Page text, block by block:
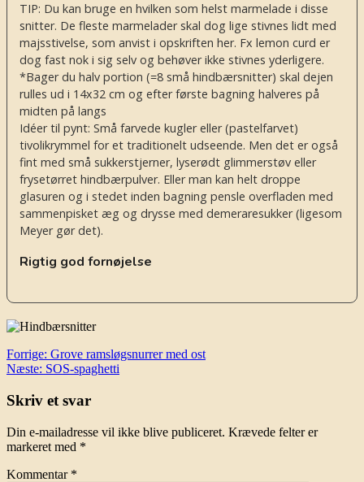
TIP: Du kan bruge en hvilken som helst marmelade i disse
snitter. De fleste marmelader skal dog lige stivnes lidt med
majsstivelse, som anvist i opskriften her. Fx lemon curd er
dog fast nok i sig selv og behøver ikke stivnes yderligere.
*Bager du halv portion (=8 små hindbærsnitter) skal dejen
rulles ud i 14x32 cm og efter første bagning halveres på
midten på langs
Idéer til pynt: Små farvede kugler eller (pastelfarvet)
tivolikrymmel for et traditionelt udseende. Men det er også
fint med små sukkerstjerner, lyserødt glimmerstøv eller
frysetørret hindbærpulver. Eller man kan helt droppe
glasuren og i stedet inden bagning pensle overfladen med
sammenpisket æg og drysse med demeraresukker (ligesom
Meyer gør det).
Rigtig god fornøjelse
Indlægsnavigation
Forrige: Grove ramsløgsnurrer med ost
Næste: SOS-spaghetti
Skriv et svar
Din e-mailadresse vil ikke blive publiceret. Krævede felter er
markeret med *
Kommentar *